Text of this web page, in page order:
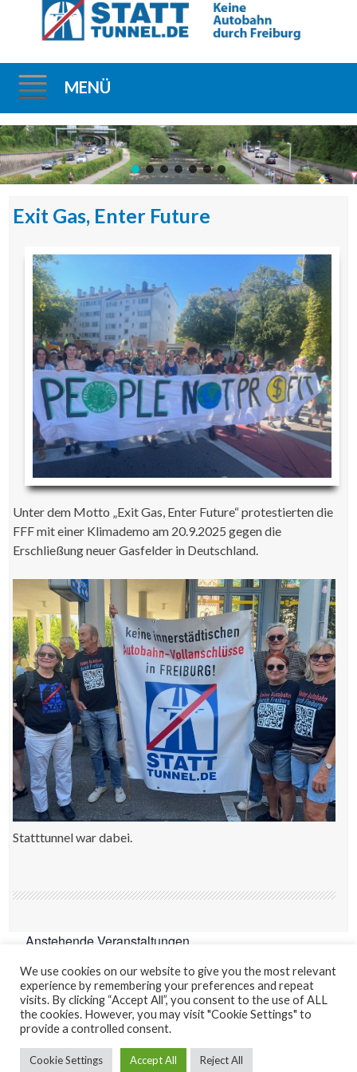
MENÜ
Direkt
zum
Inhalt
Exit Gas, Enter Future
Unter dem Motto „Exit Gas, Enter Future“ protestierten die
FFF mit einer Klimademo am 20.9.2025 gegen die
Erschließung neuer Gasfelder in Deutschland.
Statttunnel war dabei.
Anstehende Veranstaltungen
Es sind keine anstehenden Veranstaltungen vorhanden.
Datenschutzerklärung
We use cookies on our website to give you the most relevant
experience by remembering your preferences and repeat
visits. By clicking “Accept All”, you consent to the use of ALL
the cookies. However, you may visit "Cookie Settings" to
provide a controlled consent.
Cookie Settings Accept All Reject All